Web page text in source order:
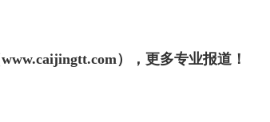
），更多专业报道！